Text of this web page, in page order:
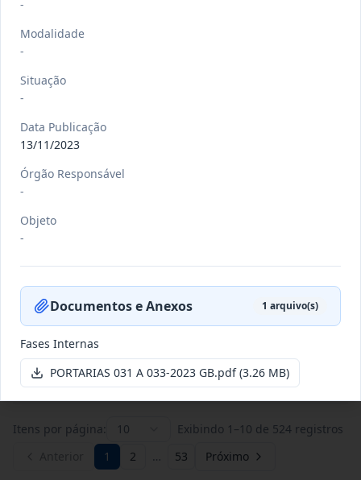
-
-/- DEC nº 079/2026
Data:21/07/2026 Ver detalhes
Itens por página: 10 Exibindo 1 –10 de 524 registros
1 2 … 53 Próximo
-
Modalidade
-
Situação
-
Data Publicação
13/11/2023
Órgão Responsável
-
Objeto
-
Documentos e Anexos 1 arquivo(s)
Fases Internas
PORTARIAS 031 A 033-2023 GB.pdf(3.26 MB)